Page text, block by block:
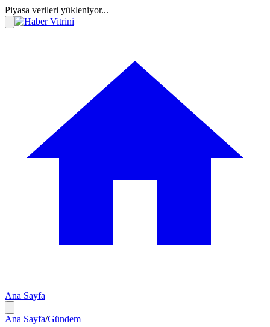
Piyasa verileri yükleniyor...
Ana Sayfa
Ana Sayfa/Gündem